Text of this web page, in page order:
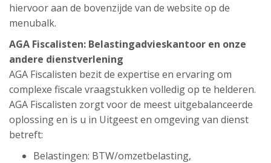
hiervoor aan de bovenzijde van de website op de
menubalk.
AGA Fiscalisten: Belastingadvieskantoor en onze
andere dienstverlening
AGA Fiscalisten bezit de expertise en ervaring om
complexe fiscale vraagstukken volledig op te helderen.
AGA Fiscalisten zorgt voor de meest uitgebalanceerde
oplossing en is u in Uitgeest en omgeving van dienst
betreft:
Belastingen: BTW/omzetbelasting,